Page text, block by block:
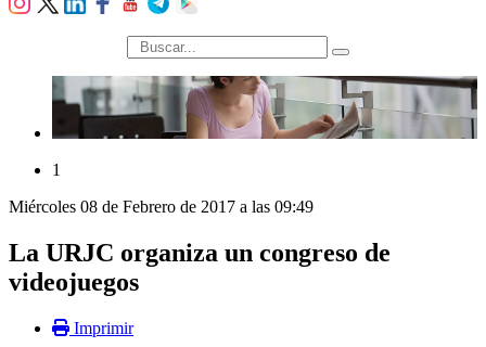
búsqueda
1
Miércoles 08 de Febrero de 2017 a las 09:49
La URJC organiza un congreso de
videojuegos
Imprimir